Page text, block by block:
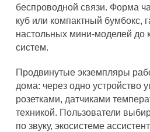
беспроводной связи. Форма
куб или компактный бумбокс,
настольных мини-моделей до
систем.
Продвинутые экземпляры
дома: через одно устройство
розетками, датчиками
техникой. Пользователи
по звуку, экосистеме